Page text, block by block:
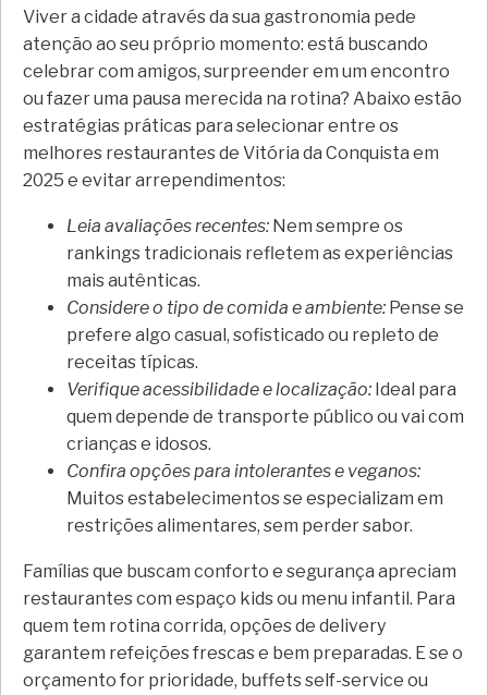
Viver a cidade através da sua gastronomia pede
atenção ao seu próprio momento: está buscando
celebrar com amigos, surpreender em um encontro
ou fazer uma pausa merecida na rotina? Abaixo estão
estratégias práticas para selecionar entre os
melhores restaurantes de Vitória da Conquista em
2025 e evitar arrependimentos:
Leia avaliações recentes: Nem sempre os
rankings tradicionais refletem as experiências
mais autênticas.
Considere o tipo de comida e ambiente: Pense se
prefere algo casual, sofisticado ou repleto de
receitas típicas.
Verifique acessibilidade e localização: Ideal para
quem depende de transporte público ou vai com
crianças e idosos.
Confira opções para intolerantes e veganos:
Muitos estabelecimentos se especializam em
restrições alimentares, sem perder sabor.
Famílias que buscam conforto e segurança apreciam
restaurantes com espaço kids ou menu infantil. Para
quem tem rotina corrida, opções de delivery
garantem refeições frescas e bem preparadas. E se o
orçamento for prioridade, buffets self-service ou